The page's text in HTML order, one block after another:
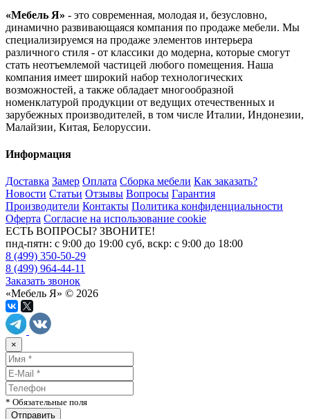
«Мебель Я» - это современная, молодая и, безусловно,
динамично развивающаяся компания по продаже мебели. Мы
специализируемся на продаже элементов интерьера
различного стиля - от классики до модерна, которые смогут
стать неотъемлемой частицей любого помещения. Наша
компания имеет широкий набор технологических
возможностей, а также обладает многообразной
номенклатурой продукции от ведущих отечественных и
зарубежных производителей, в том числе Италии, Индонезии,
Малайзии, Китая, Белоруссии.
Информация
Доставка Замер Оплата Сборка мебели Как заказать?
Новости Статьи Отзывы Вопросы Гарантия
Производители Контакты Политика конфиденциальности
Оферта Согласие на использование cookie
ЕСТЬ ВОПРОСЫ? ЗВОНИТЕ!
пнд-пятн: с 9:00 до 19:00 суб, вскр: с 9:00 до 18:00
8 (499) 350-50-29
8 (499) 964-44-11
Заказать звонок
«Мебель Я» © 2026
×
* Обязательные поля